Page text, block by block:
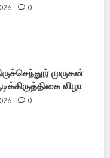
0
முருகன்
விழா
0